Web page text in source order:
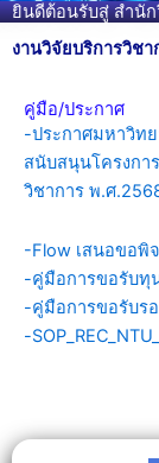
ยินดีต้อนรับสู่ สำนั
งานวิจัยบริการวิชา
คู่มือ/ประกาศ
-ประกาศมหาวิท
สนับสนุนโครงกา
วิชาการ พ.ศ
-Flow เสนอขอพิ
-คู่มือการขอรับทุ
-คู่มือการขอรับร
-